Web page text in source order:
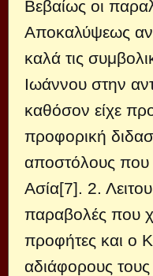
Βεβαίως οι
Αποκαλύψεως
καλά τις
Ιωάννου στην
καθόσον είχε
προφορική
αποστόλους
Ασία[7]. 2.
παραβολές που
προφήτες και ο
αδιάφορους